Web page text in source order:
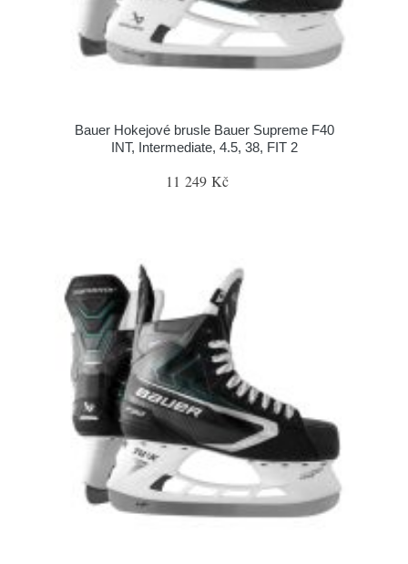
Bauer Hokejové brusle Bauer Supreme F40
INT, Intermediate, 4.5, 38, FIT 2
11 249 Kč